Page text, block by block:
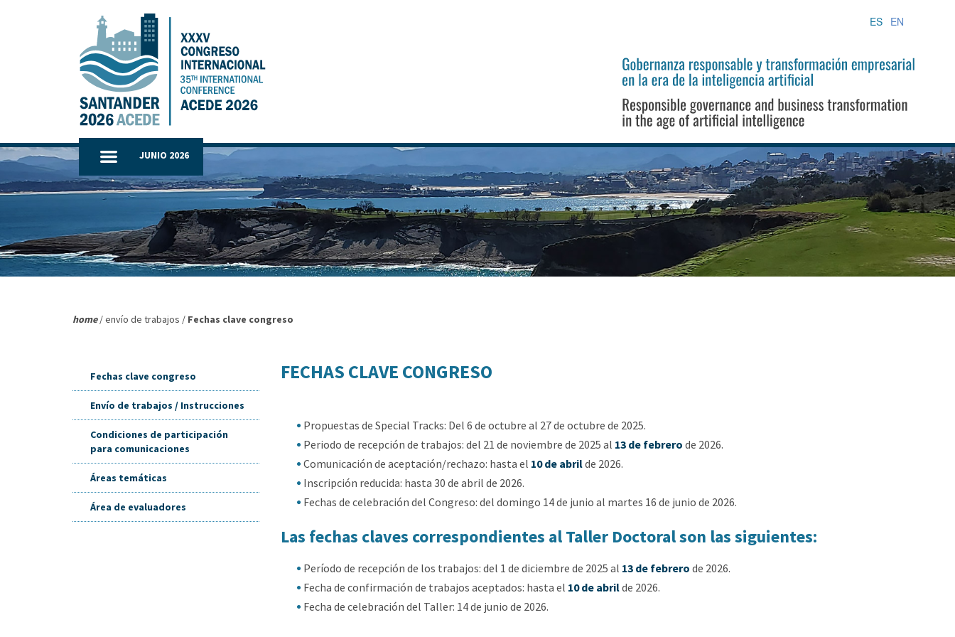
ES EN
JUNIO 2026
home/ envío de trabajos / Fechas clave congreso
FECHAS CLAVE CONGRESO
Propuestas de Special Tracks: Del 6 de octubre al 27 de octubre de 2025.
Periodo de recepción de trabajos: del 21 de noviembre de 2025 al 13 de febrero de 2026.
Comunicación de aceptación/rechazo: hasta el 10 de abrilde 2026.
Inscripción reducida: hasta 30 de abril de 2026.
Fechas de celebración del Congreso: del domingo 14 de junio al martes 16 de junio de 2026.
Las fechas claves correspondientes al Taller Doctoral son las siguientes:
Período de recepción de los trabajos: del 1 de diciembre de 2025 al 13 de febrero de 2026.
Fecha de confirmación de trabajos aceptados: hasta el 10 de abrilde 2026.
Fecha de celebración del Taller: 14 de junio de 2026.
Fechas clave congreso
Envío de trabajos / Instrucciones
Condiciones de participación
para comunicaciones
Áreas temáticas
Área de evaluadores